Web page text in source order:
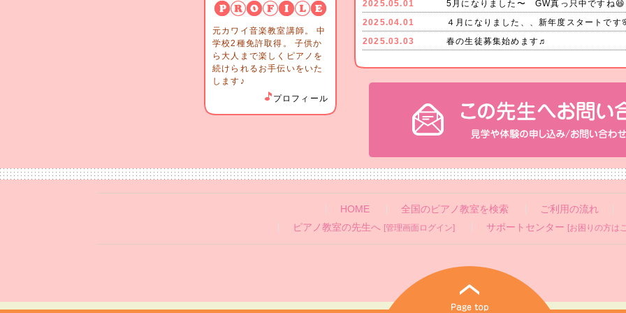
元カワイ音楽教室講師。 中
学校2種免許取得。 子供か
ら大人まで楽しくピアノを
続けられるお手伝いをいた
します♪
プロフィール
2025.05.01
5月になりました〜 GW真っ只中ですね😆
2025.04.01
４月になりました、、新年度スタートです
2025.03.03
春の生徒募集始めます♬
HOME 全国のピアノ教室を検索
ご利用の流れ
ピアノ教室の先生へ [管理画面ログイン] サポートセンター [お困りの方は